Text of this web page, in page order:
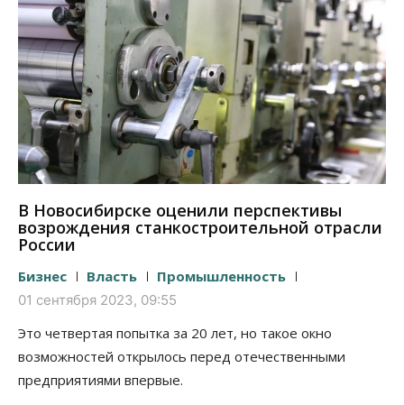
В Новосибирске оценили перспективы
возрождения станкостроительной отрасли
России
Бизнес Власть Промышленность
01 сентября 2023, 09:55
Это четвертая попытка за 20 лет, но такое окно
возможностей открылось перед отечественными
предприятиями впервые.